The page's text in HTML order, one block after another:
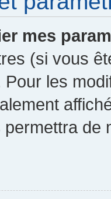
mes
(si vous
Pour les
de